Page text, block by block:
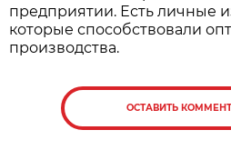
предприятии. Есть личные
которые способствовали
производства.
ОСТАВИТЬ